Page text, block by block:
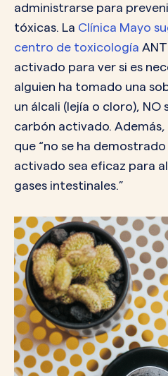
administrarse para
tóxicas. La Clínica Mayo
centro de toxicología
activado para ver si es
alguien ha tomado una
un álcali (lejía o cloro), NO
carbón activado.
que “no se ha
activado sea eficaz para
gases intestinales.”